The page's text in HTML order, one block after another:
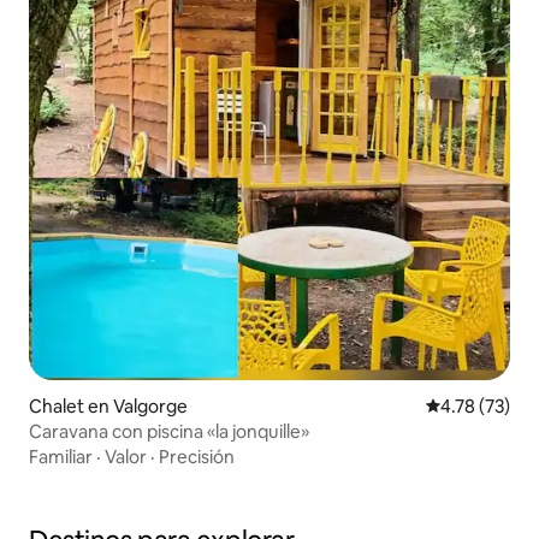
Chalet en Valgorge Calificación
4.78 (73)
Caravana con piscina «la jonquille»
Familiar · Valor · Precisión